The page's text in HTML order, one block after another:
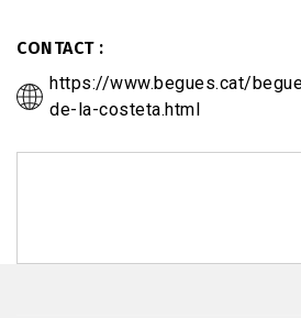
CONTACT
https://www.begues.cat/
de-la-costeta.html